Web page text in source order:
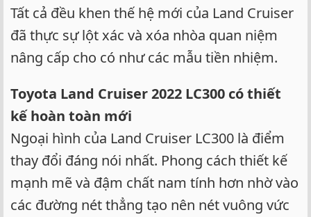
Tất cả đều khen thế hệ mới của Land Cruiser
đã thực sự lột xác và xóa nhòa quan niệm
nâng cấp cho có như các mẫu tiền nhiệm.
Toyota Land Cruiser 2022 LC300 có thiết
kế hoàn toàn mới​
Ngoại hình của Land Cruiser LC300 là điểm
thay đổi đáng nói nhất. Phong cách thiết kế
mạnh mẽ và đậm chất nam tính hơn nhờ vào
các đường nét thẳng tạo nên nét vuông vức